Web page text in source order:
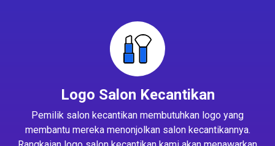
Logo Salon Kecantikan
Pemilik salon kecantikan membutuhkan logo yang
membantu mereka menonjolkan salon kecantikannya.